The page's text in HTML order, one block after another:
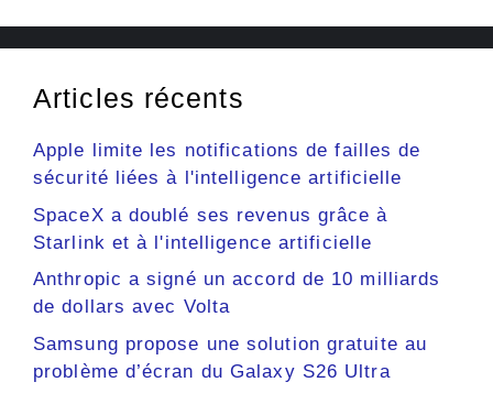
Articles récents
Apple limite les notifications de failles de
sécurité liées à l'intelligence artificielle
SpaceX a doublé ses revenus grâce à
Starlink et à l'intelligence artificielle
Anthropic a signé un accord de 10 milliards
de dollars avec Volta
Samsung propose une solution gratuite au
problème d’écran du Galaxy S26 Ultra